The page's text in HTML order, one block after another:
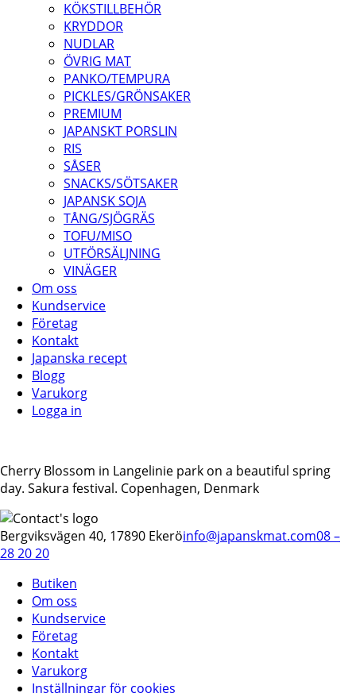
KÖKSTILLBEHÖR
KRYDDOR
NUDLAR
ÖVRIG MAT
PANKO/TEMPURA
PICKLES/GRÖNSAKER
PREMIUM
JAPANSKT PORSLIN
RIS
SÅSER
SNACKS/SÖTSAKER
JAPANSK SOJA
TÅNG/SJÖGRÄS
TOFU/MISO
UTFÖRSÄLJNING
VINÄGER
Om oss
Kundservice
Företag
Kontakt
Japanska recept
Blogg
Varukorg
Logga in
Cherry Blossom in Langelinie park on a beautiful spring
day. Sakura festival. Copenhagen, Denmark
Bergviksvägen 40, 17890 Ekeröinfo@japanskmat.com08 –
28 20 20
Butiken
Om oss
Kundservice
Företag
Kontakt
Varukorg
Inställningar för cookies